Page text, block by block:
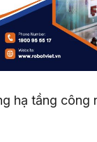
hạ tầng công